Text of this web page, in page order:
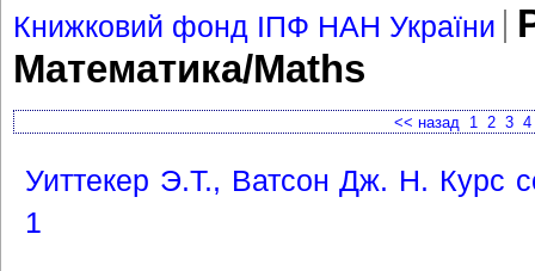
Книжковий фонд ІПФ НАН України
Математика/Maths
<< назад 1 2 3 4
Уиттекер Э.Т., Ватсон Дж. Н. Курс
1